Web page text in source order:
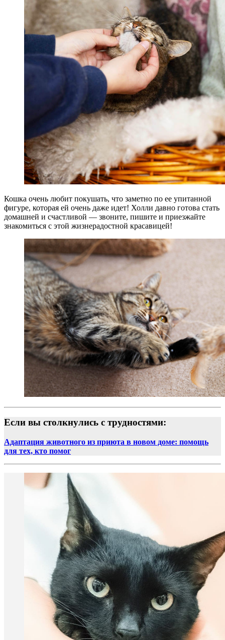
Кошка очень любит покушать, что заметно по ее упитанной
фигуре, которая ей очень даже идет! Холли давно готова стать
домашней и счастливой — звоните, пишите и приезжайте
знакомиться с этой жизнерадостной красавицей!
Если вы столкнулись с трудностями:
Адаптация животного из приюта в новом доме: помощь
для тех, кто помог